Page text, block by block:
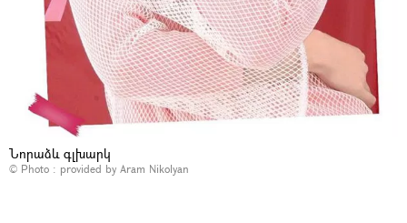
Նորաձև գլխարկ
© Photo : provided by Aram Nikolyan